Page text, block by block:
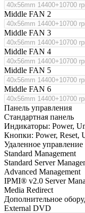
Middle FAN 2
Middle FAN 3
Middle FAN 4
Middle FAN 5
Middle FAN 6
Панель управления
Стандартная панель
Индикаторы: Power,
Кнопки: Power, Reset,
Удаленное управление
Standard Management
Standard Server
Advanced Management
IPMI® v2.0 Server
Media Redirect
Дополнительное
External DVD